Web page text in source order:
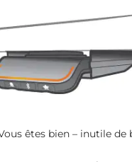
êtes bien – inutile de